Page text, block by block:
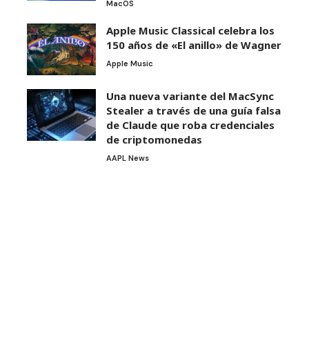
MacOS
Apple Music Classical celebra los
150 años de «El anillo» de Wagner
Apple Music
Una nueva variante del MacSync
Stealer a través de una guía falsa
de Claude que roba credenciales
de criptomonedas
AAPL News